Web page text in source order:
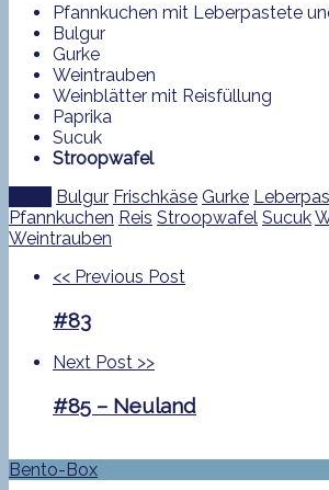
Pfannkuchen mit Leberpastete
Bulgur
Gurke
Weintrauben
Weinblätter mit Reisfüllung
Paprika
Sucuk
Stroopwafel
Bulgur Frischkäse Gurke
Pfannkuchen Reis Stroopwafel Sucuk
Weintrauben
<< Previous Post
#83
Next Post >>
#85 – Neuland
Bento-Box